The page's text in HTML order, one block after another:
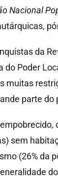
Nacional
da
Poder
muitas
parte
sem
(26% da